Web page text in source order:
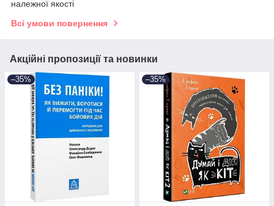
належної якості
Всі умови повернення
Акційні пропозиції та новинки
–35% –35%